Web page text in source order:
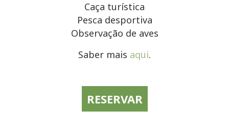
Caça turística
Pesca desportiva
Observação de aves
Saber mais aqui.
RESERVAR